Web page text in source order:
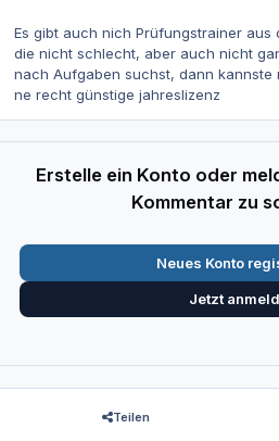
Es gibt auch nich Prüfungstrainer aus
die nicht schlecht, aber auch nicht
nach Aufgaben suchst, dann kannste
ne recht günstige jahreslizenz
Erstelle ein Konto oder
Kommentar zu
Neues Konto
Jetzt
Teilen